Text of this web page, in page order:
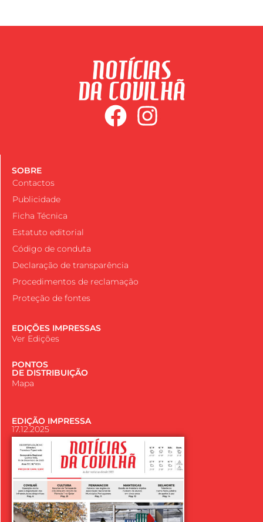
SOBRE
Contactos
Publicidade
Ficha Técnica
Estatuto editorial
Código de conduta
Declaração de transparência
Procedimentos de reclamação
Proteção de fontes
EDIÇÕES IMPRESSAS
Ver Edições
PONTOS
DE DISTRIBUIÇÃO
Mapa
EDIÇÃO IMPRESSA
17.12.2025